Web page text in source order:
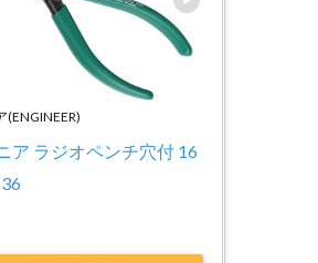
(ENGINEER)
ア ラジオペンチ穴付 16